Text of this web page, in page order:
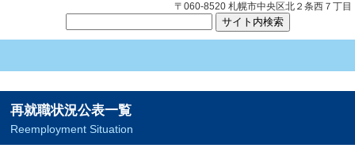
〒060-8520 札幌市中央区北２条西７丁目
再就職状況公表一覧
Reemployment Situation